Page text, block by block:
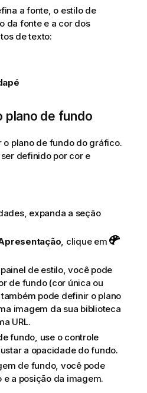
a fonte, o estilo de
da fonte e a cor dos
de texto:
plano de fundo
o plano de fundo do gráfico.
definido por cor e
expanda a seção
, clique em
de estilo, você pode
de fundo (cor única ou
pode definir o plano
imagem da sua biblioteca
URL.
fundo, use o controle
a opacidade do fundo.
de fundo, você pode
e a posição da imagem.